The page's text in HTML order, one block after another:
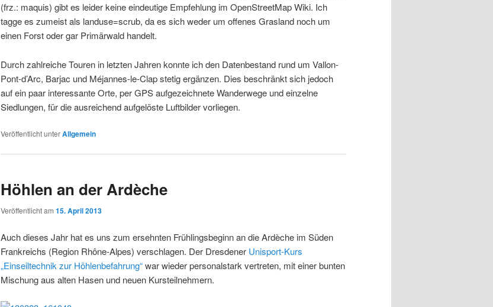
(frz.: maquis) gibt es leider keine eindeutige Empfehlung im OpenStreetMap Wiki. Ich
tagge es zumeist als landuse=scrub, da es sich weder um offenes Grasland noch um
einen Forst oder gar Primärwald handelt.
Durch zahlreiche Touren in letzten Jahren konnte ich den Datenbestand rund um Vallon-
Pont-d’Arc, Barjac und Méjannes-le-Clap stetig ergänzen. Dies beschränkt sich jedoch
auf ein paar interessante Orte, per GPS aufgezeichnete Wanderwege und einzelne
Siedlungen, für die ausreichend aufgelöste Luftbilder vorliegen.
Veröffentlicht unterAllgemein
Höhlen an der Ardèche
Veröffentlicht am 15. April 2013
Auch dieses Jahr hat es uns zum ersehnten Frühlingsbeginn an die Ardèche im Süden
Frankreichs (Region Rhône-Alpes) verschlagen. Der Dresdener Unisport-Kurs
„Einseiltechnik zur Höhlenbefahrung“war wieder personalstark vertreten, mit einer bunten
Mischung aus alten Hasen und neuen Kursteilnehmern.